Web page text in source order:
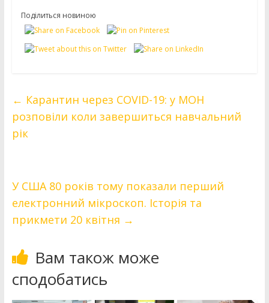
Поділиться новиною
← Карантин через СOVID-19: у МОН
розповіли коли завершиться навчальний
рік
У США 80 років тому показали перший
електронний мікроскоп. Історія та
прикмети 20 квітня →
Вам також може
сподобатись